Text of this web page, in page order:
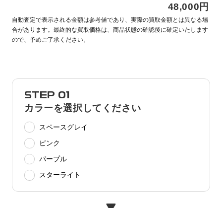
48,000円
自動査定で表示される金額は参考値であり、実際の買取金額とは異なる場
合があります。最終的な買取価格は、商品状態の確認後に確定いたします
ので、予めご了承ください。
STEP 01
カラーを選択してください
スペースグレイ
ピンク
パープル
スターライト